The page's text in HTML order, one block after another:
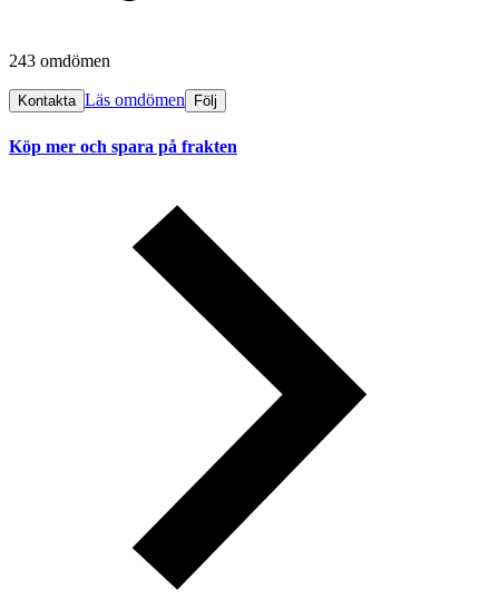
243 omdömen
Kontakta Läs omdömen Följ
Köp mer och spara på frakten